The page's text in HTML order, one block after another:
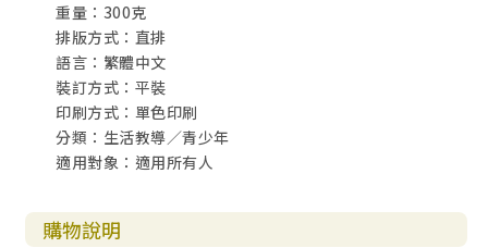
重量：300克
排版方式：直排
語言：繁體中文
裝訂方式：平裝
印刷方式：單色印刷
分類：生活教導／青少年
適用對象：適用所有人
購物說明